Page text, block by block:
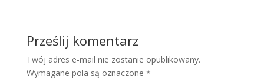
Prześlij komentarz
Twój adres e-mail nie zostanie opublikowany.
Wymagane pola są oznaczone *